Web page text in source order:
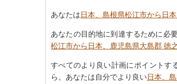
あなたは日本、島根県松江市から日
あなたの目的地に到達するために必
松江市から日本、鹿児島県大島郡 徳
すべてのより良い計画にポイントす
ら。あなたは自分でより良い日本、